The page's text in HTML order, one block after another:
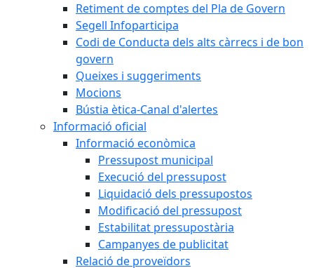
Retiment de comptes del Pla de Govern
Segell Infoparticipa
Codi de Conducta dels alts càrrecs i de bon
govern
Queixes i suggeriments
Mocions
Bústia ètica-Canal d'alertes
Informació oficial
Informació econòmica
Pressupost municipal
Execució del pressupost
Liquidació dels pressupostos
Modificació del pressupost
Estabilitat pressupostària
Campanyes de publicitat
Relació de proveïdors